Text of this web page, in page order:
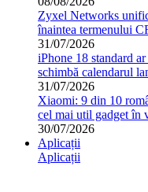
Zyxel Networks
înaintea termenului
31/07/2026
iPhone 18 standard
schimbă calendarul
31/07/2026
Xiaomi: 9 din 10
cel mai util gadget în
30/07/2026
Aplicații
Aplicații